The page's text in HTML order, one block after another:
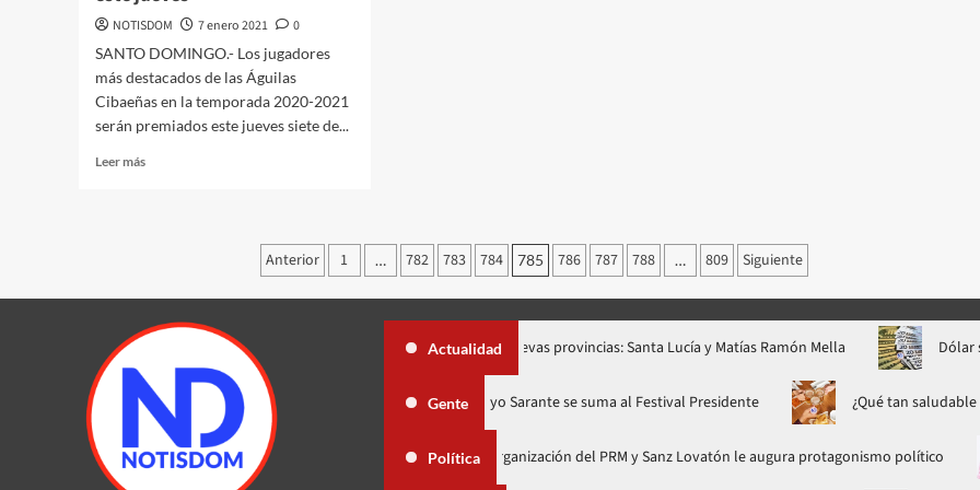
NOTISDOM 7 enero 2021
0
SANTO DOMINGO.- Los jugadores
más destacados de las Águilas
Cibaeñas en la temporada 2020-2021
serán premiados este jueves siete de...
Leer más
Anterior 1 … 782 783 784 785 786 787 788 … 809 Siguiente
Actualidad
Congreso estudia crear dos nuevas provincias: Santa Lucía y Matías Ramón Mella Dólar subió 4
Gente
con la tercera temporada de “Fuera de Liga”, ahora en nuevo horario Yiyo Sarante se suma al Festival Presidente ¿Qué
Política
Freund descarta Secretaría de Organización del PRM y Sanz Lovatón le augura protagonismo político